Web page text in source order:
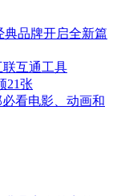
典品牌开启全新篇
互通工具
21张
看电影、动画和